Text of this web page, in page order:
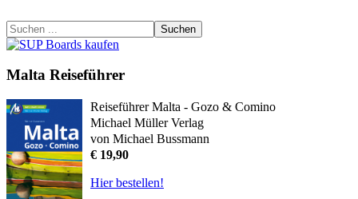
Suchen
Malta Reiseführer
Reiseführer Malta - Gozo & Comino
Michael Müller Verlag
von Michael Bussmann
€ 19,90
Hier bestellen!